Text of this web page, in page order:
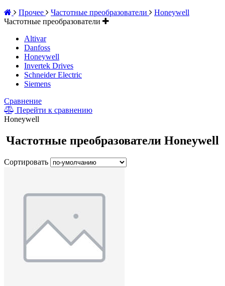
Прочее
Частотные преобразователи
Honeywell
Частотные преобразователи
Altivar
Danfoss
Honeywell
Invertek Drives
Schneider Electric
Siemens
Сравнение
Перейти к сравнению
Honeywell
Частотные преобразователи Honeywell
Сортировать